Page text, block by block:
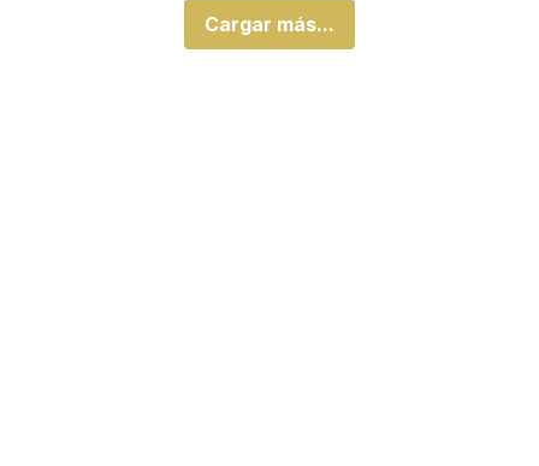
Cargar más...